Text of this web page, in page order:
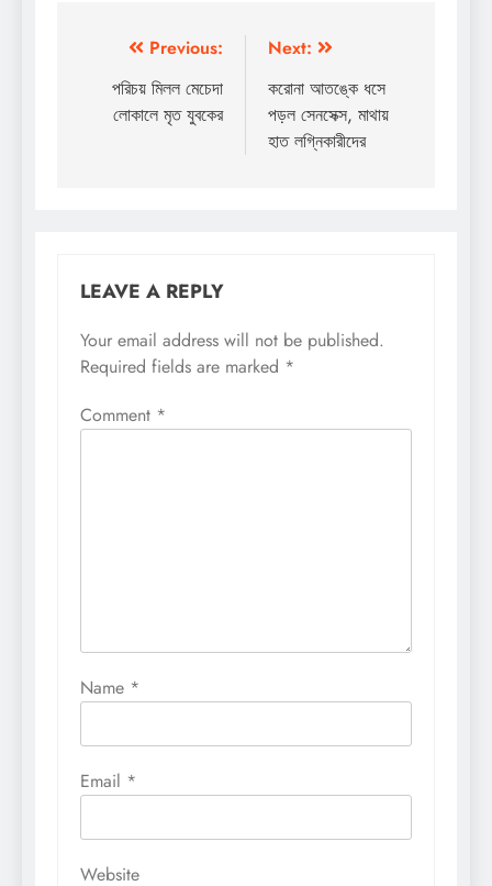
navigation
Previous:
পরিচয় মিলল মেচেদা
লোকালে মৃত যুবকের
Next:
করোনা আতঙ্কে ধসে
পড়ল সেনসেক্স, মাথায়
হাত লগ্নিকারীদের
LEAVE A REPLY
Your email address will not be published.
Required fields are marked *
Comment *
Name *
Email *
Website